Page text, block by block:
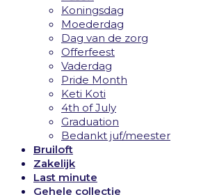
Koningsdag
Moederdag
Dag van de zorg
Offerfeest
Vaderdag
Pride Month
Keti Koti
4th of July
Graduation
Bedankt juf/meester
Bruiloft
Zakelijk
Last minute
Gehele collectie